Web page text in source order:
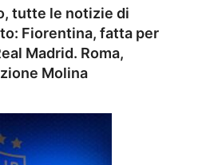
tutte le notizie di
Fiorentina, fatta per
Madrid. Roma,
Molina